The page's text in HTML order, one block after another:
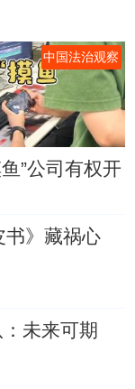
中国法治观察
鱼”公司有权开
书》藏祸心
未来可期